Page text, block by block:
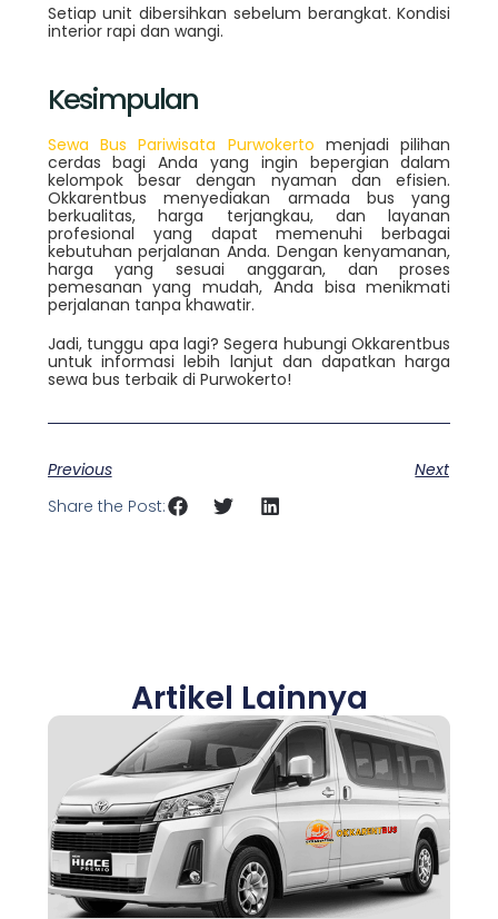
Setiap unit dibersihkan sebelum berangkat. Kondisi
interior rapi dan wangi.
Kesimpulan
Sewa Bus Pariwisata Purwokerto menjadi pilihan
cerdas bagi Anda yang ingin bepergian dalam
kelompok besar dengan nyaman dan efisien.
Okkarentbus menyediakan armada bus yang
berkualitas, harga terjangkau, dan layanan
profesional yang dapat memenuhi berbagai
kebutuhan perjalanan Anda. Dengan kenyamanan,
harga yang sesuai anggaran, dan proses
pemesanan yang mudah, Anda bisa menikmati
perjalanan tanpa khawatir.
Jadi, tunggu apa lagi? Segera hubungi Okkarentbus
untuk informasi lebih lanjut dan dapatkan harga
sewa bus terbaik di Purwokerto!
Previous
Next
Share the Post:
Artikel Lainnya